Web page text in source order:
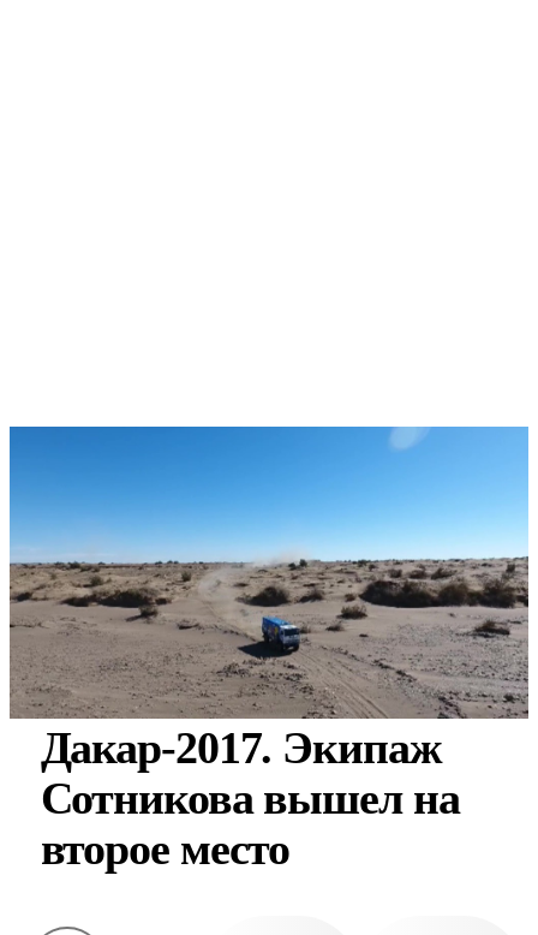
Дакар-2017. Экипаж
Сотникова вышел на
второе место